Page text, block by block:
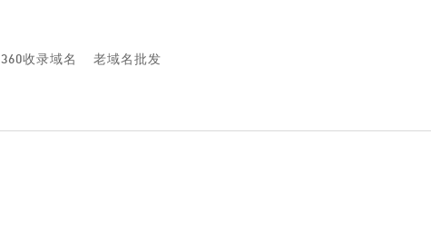
360收录域名 老域名批发